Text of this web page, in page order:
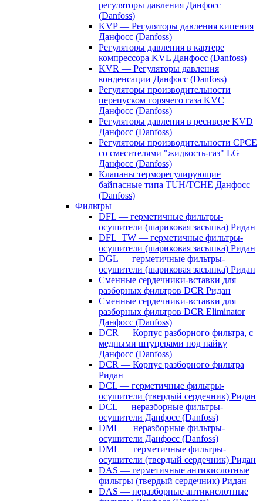
регуляторы давления Данфосс
(Danfoss)
KVP — Регуляторы давления кипения
Данфосс (Danfoss)
Регуляторы давления в картере
компрессора KVL Данфосс (Danfoss)
KVR — Регуляторы давления
конденсации Данфосс (Danfoss)
Регуляторы производительности
перепуском горячего газа KVC
Данфосс (Danfoss)
Регуляторы давления в ресивере KVD
Данфосс (Danfoss)
Регуляторы производительности CPCE
со смесителями "жидкость-газ" LG
Данфосс (Danfoss)
Клапаны терморегулирующие
байпасные типа TUH/TCHE Данфосс
(Danfoss)
Фильтры
DFL — герметичные фильтры-
осушители (шариковая засыпка) Ридан
DFL_TW — герметичные фильтры-
осушители (шариковая засыпка) Ридан
DGL — герметичные фильтры-
осушители (шариковая засыпка) Ридан
Сменные сердечники-вставки для
разборных фильтров DCR Ридан
Сменные сердечники-вставки для
разборных фильтров DCR Eliminator
Данфосс (Danfoss)
DCR — Корпус разборного фильтра, с
медными штуцерами под пайку
Данфосс (Danfoss)
DCR — Корпус разборного фильтра
Ридан
DCL — герметичные фильтры-
осушители (твердый сердечник) Ридан
DCL — неразборные фильтры-
осушители Данфосс (Danfoss)
DML — неразборные фильтры-
осушители Данфосс (Danfoss)
DML — герметичные фильтры-
осушители (твердый сердечник) Ридан
DAS — герметичные антикислотные
фильтры (твердый сердечник) Ридан
DAS — неразборные антикислотные